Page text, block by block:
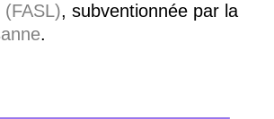
(FASL), subventionnée par la
.